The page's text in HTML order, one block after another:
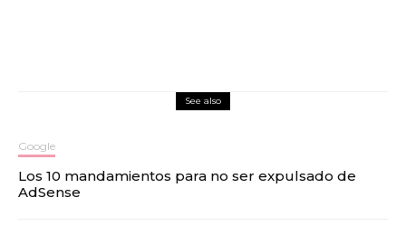
See also
Google
Los 10 mandamientos para no ser expulsado de
AdSense